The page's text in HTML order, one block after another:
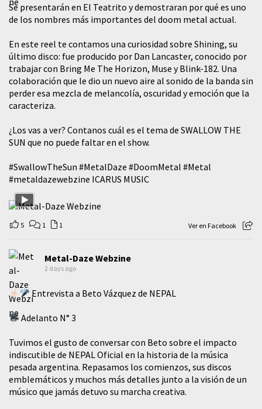
Se presentarán en El Teatrito y demostraran por qué es uno
de los nombres más importantes del doom metal actual.
En este reel te contamos una curiosidad sobre Shining, su
último disco: fue producido por Dan Lancaster, conocido por
trabajar con Bring Me The Horizon, Muse y Blink-182. Una
colaboración que le dio un nuevo aire al sonido de la banda sin
perder esa mezcla de melancolía, oscuridad y emoción que la
caracteriza.
¿Los vas a ver? Contanos cuál es el tema de SWALLOW THE
SUN que no puede faltar en el show.
#SwallowTheSun #MetalDaze #DoomMetal #Metal
#metaldazewebzine ICARUS MUSIC
5 1 1 Ver en Facebook
Metal-Daze Webzine
2 days ago
Entrevista a Beto Vázquez de NEPAL
Adelanto N° 3
Tuvimos el gusto de conversar con Beto sobre el impacto
indiscutible de NEPAL Oficial en la historia de la música
pesada argentina. Repasamos los comienzos, sus discos
emblemáticos y muchos más detalles junto a la visión de un
músico que jamás detuvo su marcha creativa.